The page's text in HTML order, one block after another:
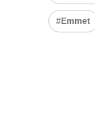
Emmet